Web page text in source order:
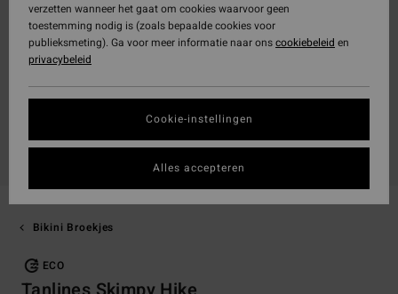
Bikini Broekjes
ECO
verzetten wanneer het gaat om cookies waarvoor geen
toestemming nodig is (zoals bepaalde cookies voor
publieksmeting). Ga voor meer informatie naar onscookiebeleid en
privacybeleid
Cookie-instellingen
Alles accepteren